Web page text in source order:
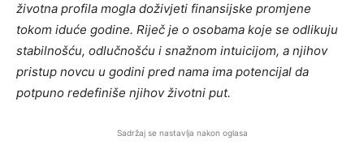
životna profila mogla doživjeti finansijske promjene
tokom iduće godine. Riječ je o osobama koje se odlikuju
stabilnošću, odlučnošću i snažnom intuicijom, a njihov
pristup novcu u godini pred nama ima potencijal da
potpuno redefiniše njihov životni put.
Sadržaj se nastavlja nakon oglasa